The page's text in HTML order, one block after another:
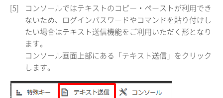
[5]
コンソールではテキストのコピー・ペーストが利用でき
ないため、ログインパスワードやコマンドを貼り付けし
たい場合はテキスト送信機能をご利用いただく形となり
ます。
コンソール画面上部にある「テキスト送信」をクリック
します。